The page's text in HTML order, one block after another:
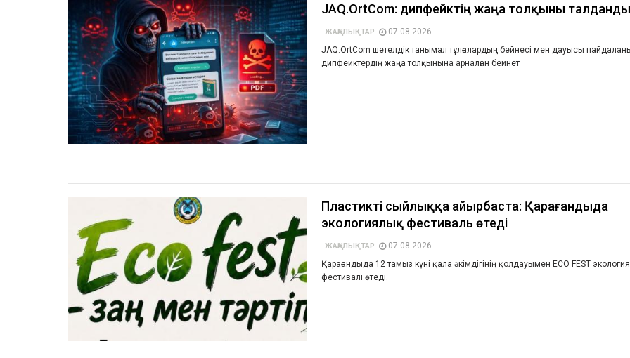
JAQ.OrtCom: дипфейктің жаңа толқыны талданды
ЖАҢАЛЫҚТАР
07.08.2026
JAQ.OrtCom шетелдік танымал тұлғалардың бейнесі мен дауысы
дипфейктердің жаңа толқынына арналған бейнет
Пластикті сыйлыққа айырбаста: Қарағандыда
экологиялық фестиваль өтеді
ЖАҢАЛЫҚТАР
07.08.2026
Қарағандыда 12 тамыз күні қала әкімдігінің қолдауымен ECO FEST
фестивалі өтеді.